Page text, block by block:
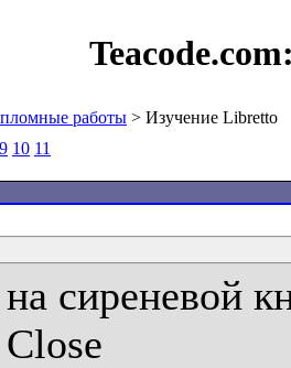
работы > Изучение Libretto
9 10 11
на сиреневой
Close